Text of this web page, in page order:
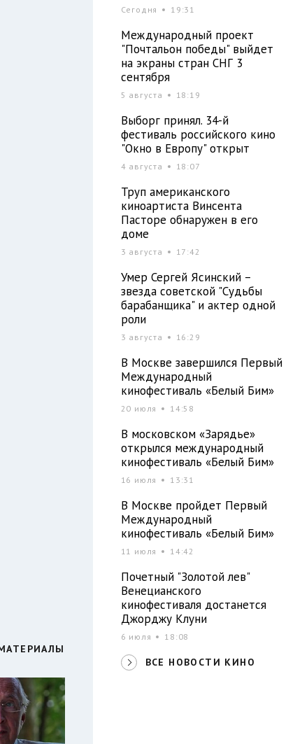
Сегодня 19:31
Международный проект
"Почтальон победы" выйдет
на экраны стран СНГ 3
сентября
5 августа 18:19
Выборг принял. 34-й
фестиваль российского кино
"Окно в Европу" открыт
4 августа 18:07
Труп американского
киноартиста Винсента
Пасторе обнаружен в его
доме
3 августа 17:42
Умер Сергей Ясинский –
звезда советской "Судьбы
барабанщика" и актер одной
роли
3 августа 16:29
В Москве завершился Первый
Международный
кинофестиваль «Белый Бим»
20 июля 14:58
В московском «Зарядье»
открылся международный
кинофестиваль «Белый Бим»
16 июля 13:31
В Москве пройдет Первый
Международный
кинофестиваль «Белый Бим»
11 июля 14:42
Почетный "Золотой лев"
Венецианского
кинофестиваля достанется
Джорджу Клуни
6 июля 18:08
ВСЕ НОВОСТИ КИНО